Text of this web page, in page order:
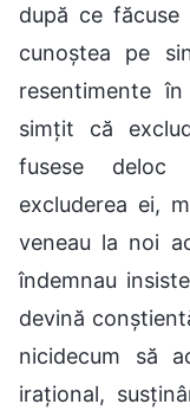
după ce
cunoștea pe
resentimente
simțit că
fusese deloc
excluderea ei,
veneau la noi
îndemnau
devină
nicidecum să
irațional,